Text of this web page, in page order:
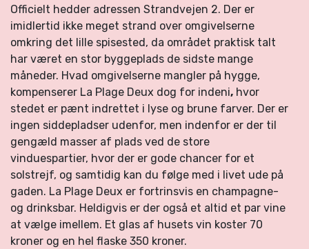
Officielt hedder adressen Strandvejen 2. Der er
imidlertid ikke meget strand over omgivelserne
omkring det lille spisested, da området praktisk talt
har været en stor byggeplads de sidste mange
måneder. Hvad omgivelserne mangler på hygge,
kompenserer La Plage Deux dog for indeni, hvor
stedet er pænt indrettet i lyse og brune farver. Der er
ingen siddepladser udenfor, men indenfor er der til
gengæld masser af plads ved de store
vinduespartier, hvor der er gode chancer for et
solstrejf, og samtidig kan du følge med i livet ude på
gaden. La Plage Deux er fortrinsvis en champagne-
og drinksbar. Heldigvis er der også et altid et par vine
at vælge imellem. Et glas af husets vin koster 70
kroner og en hel flaske 350 kroner.